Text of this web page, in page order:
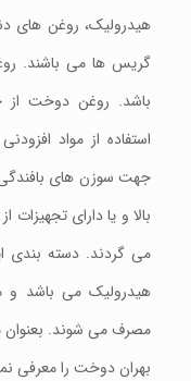
هیدرولیک، روغن های
گریس ها می باشند.
باشد. روغن دوخت از
استفاده از مواد
جهت سوزن های
بالا و یا دارای
می گردند. دسته بندی
مصرف می شوند. بعنوان
بهران دوخت را معرفی